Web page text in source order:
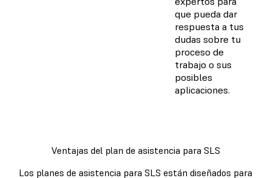
que pueda dar
respuesta a tus
dudas sobre tu
proceso de
trabajo o sus
posibles
aplicaciones.
Ventajas del plan de asistencia para SLS
Los planes de asistencia para SLS están diseñados para